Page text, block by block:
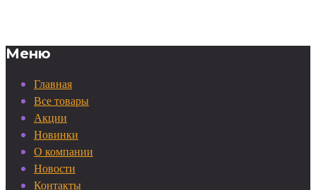
Меню
Главная
Все товары
Акции
Новинки
О компании
Новости
Контакты